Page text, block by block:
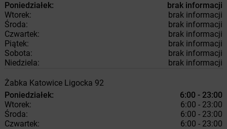
Poniedziałek:
brak informacji
Wtorek:
brak informacji
Środa:
brak informacji
Czwartek:
brak informacji
Piątek:
brak informacji
Sobota:
brak informacji
Niedziela:
brak informacji
Żabka Katowice Ligocka 92
Poniedziałek:
6:00 - 23:00
Wtorek:
6:00 - 23:00
Środa:
6:00 - 23:00
Czwartek:
6:00 - 23:00